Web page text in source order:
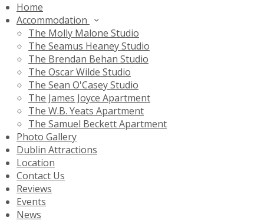
Home
Accommodation
The Molly Malone Studio
The Seamus Heaney Studio
The Brendan Behan Studio
The Oscar Wilde Studio
The Sean O'Casey Studio
The James Joyce Apartment
The W.B. Yeats Apartment
The Samuel Beckett Apartment
Photo Gallery
Dublin Attractions
Location
Contact Us
Reviews
Events
News